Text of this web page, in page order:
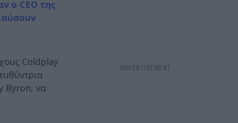
ο CEO της
Coldplay
Byron, να